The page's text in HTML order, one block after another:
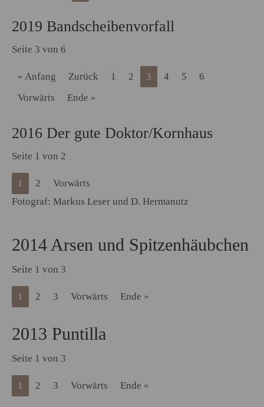
2019 Bandscheibenvorfall
Seite 3 von 6
« Anfang Zurück 1 2 3 4 5
6
Vorwärts
Ende »
2016 Der gute Doktor/Kornhaus
Seite 1 von 2
1 2
Vorwärts
Fotograf: Markus Leser und D. Hermanutz
2014 Arsen und Spitzenhäubchen
Seite 1 von 3
1 2 3 Vorwärts Ende »
2013 Puntilla
Seite 1 von 3
1 2 3 Vorwärts Ende »